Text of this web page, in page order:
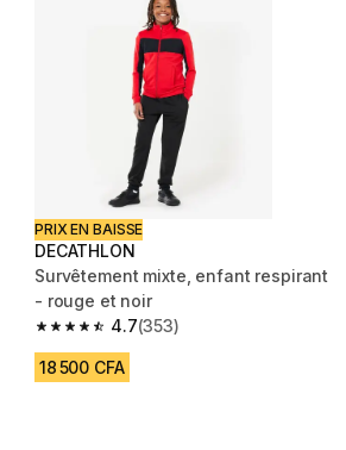
PRIX EN BAISSE
DECATHLON
Survêtement mixte, enfant respirant
- rouge et noir
4.7
4.7 out of 5 stars from 353 reviews
(353)
18 500 CFA